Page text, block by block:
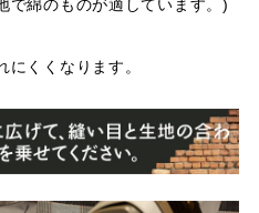
で綿のものが適しています。)
にくくなります。​​​​​​​